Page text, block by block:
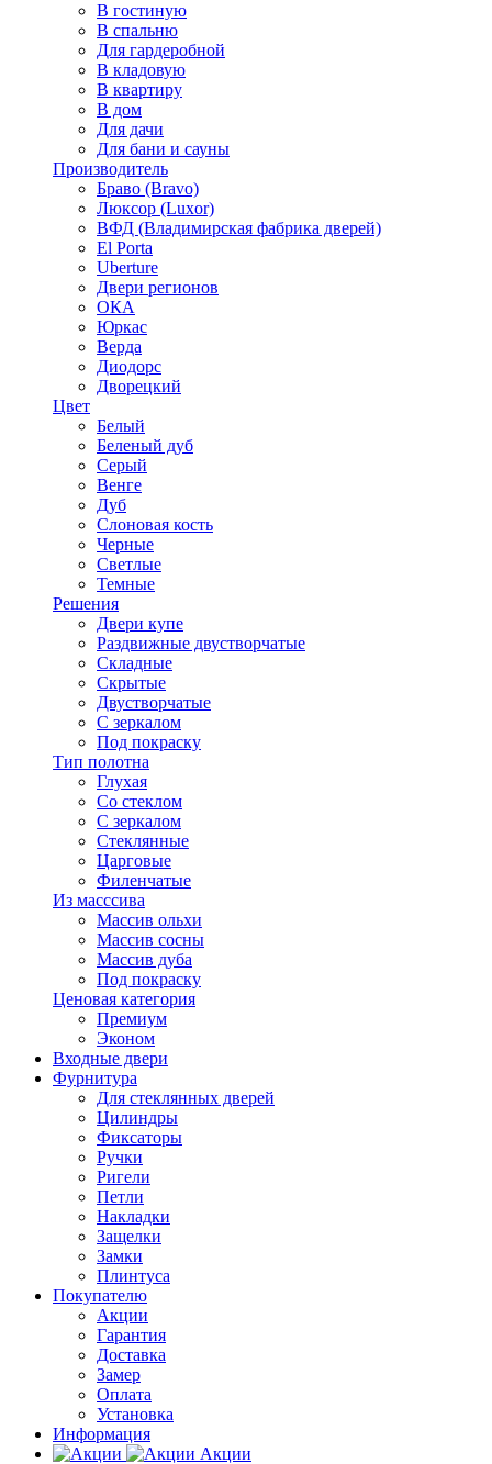
В гостиную
В спальню
Для гардеробной
В кладовую
В квартиру
В дом
Для дачи
Для бани и сауны
Производитель
Браво (Bravo)
Люксор (Luxor)
ВФД (Владимирская фабрика дверей)
El Porta
Uberture
Двери регионов
ОКА
Юркас
Верда
Диодорс
Дворецкий
Цвет
Белый
Беленый дуб
Серый
Венге
Дуб
Слоновая кость
Черные
Светлые
Темные
Решения
Двери купе
Раздвижные двустворчатые
Складные
Скрытые
Двустворчатые
С зеркалом
Под покраску
Тип полотна
Глухая
Со стеклом
С зеркалом
Стеклянные
Царговые
Филенчатые
Из масссива
Массив ольхи
Массив сосны
Массив дуба
Под покраску
Ценовая категория
Премиум
Эконом
Входные двери
Фурнитура
Для стеклянных дверей
Цилиндры
Фиксаторы
Ручки
Ригели
Петли
Накладки
Защелки
Замки
Плинтуса
Покупателю
Акции
Гарантия
Доставка
Замер
Оплата
Установка
Информация
Акции